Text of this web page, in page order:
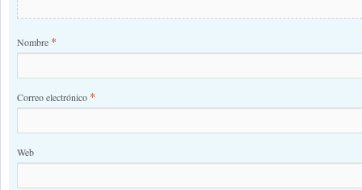
Nombre *
Correo electrónico *
Web